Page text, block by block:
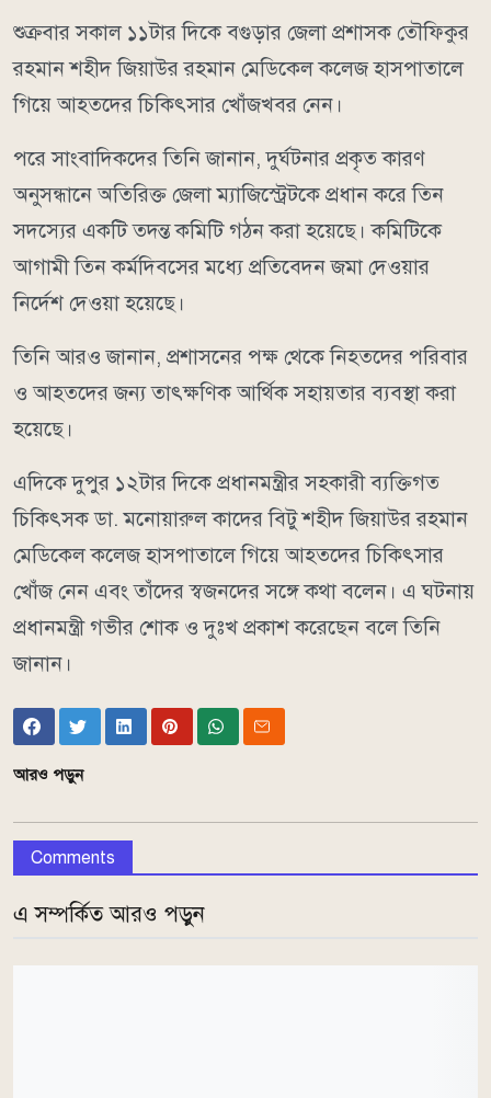
শুক্রবার সকাল ১১টার দিকে বগুড়ার জেলা প্রশাসক তৌফিকুর
রহমান শহীদ জিয়াউর রহমান মেডিকেল কলেজ হাসপাতালে
গিয়ে আহতদের চিকিৎসার খোঁজখবর নেন।
পরে সাংবাদিকদের তিনি জানান, দুর্ঘটনার প্রকৃত কারণ
অনুসন্ধানে অতিরিক্ত জেলা ম্যাজিস্ট্রেটকে প্রধান করে তিন
সদস্যের একটি তদন্ত কমিটি গঠন করা হয়েছে। কমিটিকে
আগামী তিন কর্মদিবসের মধ্যে প্রতিবেদন জমা দেওয়ার
নির্দেশ দেওয়া হয়েছে।
তিনি আরও জানান, প্রশাসনের পক্ষ থেকে নিহতদের পরিবার
ও আহতদের জন্য তাৎক্ষণিক আর্থিক সহায়তার ব্যবস্থা করা
হয়েছে।
এদিকে দুপুর ১২টার দিকে প্রধানমন্ত্রীর সহকারী ব্যক্তিগত
চিকিৎসক ডা. মনোয়ারুল কাদের বিটু শহীদ জিয়াউর রহমান
মেডিকেল কলেজ হাসপাতালে গিয়ে আহতদের চিকিৎসার
খোঁজ নেন এবং তাঁদের স্বজনদের সঙ্গে কথা বলেন। এ ঘটনায়
প্রধানমন্ত্রী গভীর শোক ও দুঃখ প্রকাশ করেছেন বলে তিনি
জানান।
আরও পড়ুন
Comments
এ সম্পর্কিত আরও পড়ুন